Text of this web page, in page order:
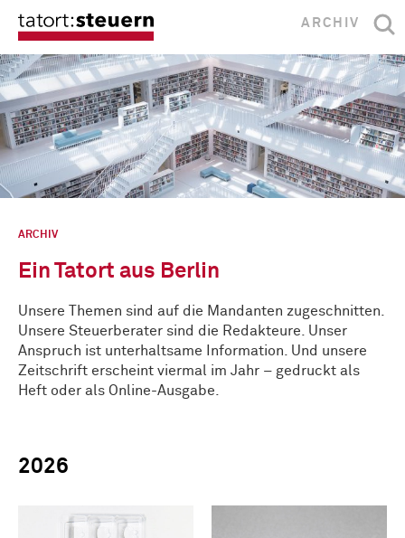
ARCHIV
ARCHIV
Ein Tatort aus Berlin
Unsere Themen sind auf die Mandanten zugeschnitten.
Unsere Steuerberater sind die Redakteure. Unser
Anspruch ist unterhaltsame Information. Und unsere
Zeitschrift erscheint viermal im Jahr – gedruckt als
Heft oder als Online-Ausgabe.
2026